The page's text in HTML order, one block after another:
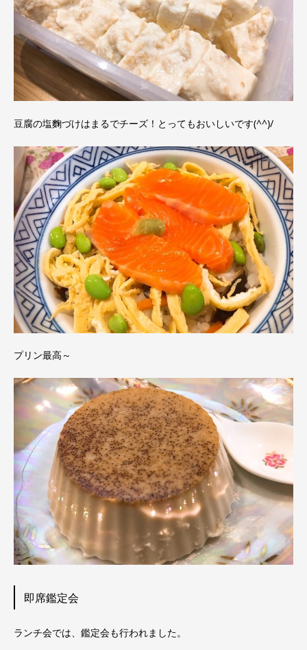
豆腐の塩麴づけはまるでチーズ！とってもおいしいです(^^)/
プリン最高～
即席鑑定会
ランチ会では、鑑定会も行われました。